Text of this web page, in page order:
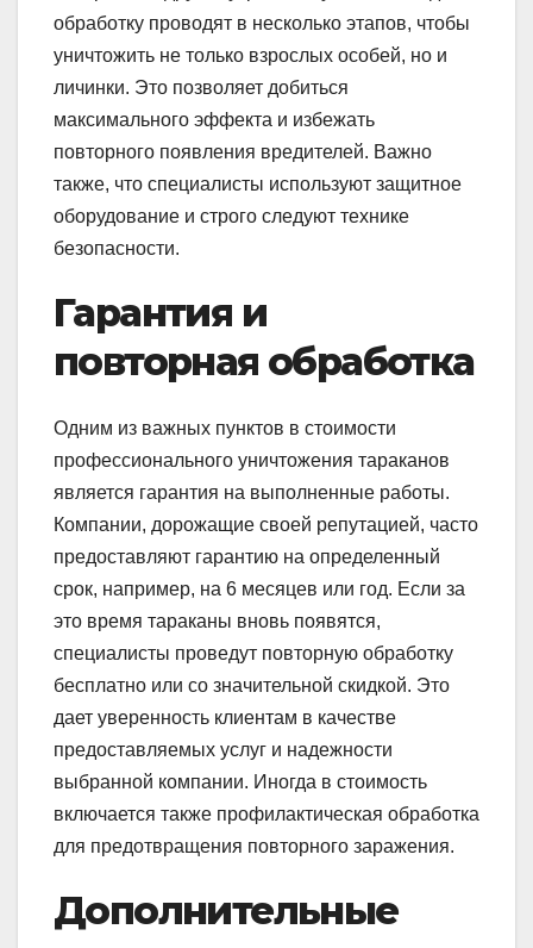
обработку проводят в несколько этапов, чтобы
уничтожить не только взрослых особей, но и
личинки. Это позволяет добиться
максимального эффекта и избежать
повторного появления вредителей. Важно
также, что специалисты используют защитное
оборудование и строго следуют технике
безопасности.
Гарантия и
повторная обработка
Одним из важных пунктов в стоимости
профессионального уничтожения тараканов
является гарантия на выполненные работы.
Компании, дорожащие своей репутацией, часто
предоставляют гарантию на определенный
срок, например, на 6 месяцев или год. Если за
это время тараканы вновь появятся,
специалисты проведут повторную обработку
бесплатно или со значительной скидкой. Это
дает уверенность клиентам в качестве
предоставляемых услуг и надежности
выбранной компании. Иногда в стоимость
включается также профилактическая обработка
для предотвращения повторного заражения.
Дополнительные